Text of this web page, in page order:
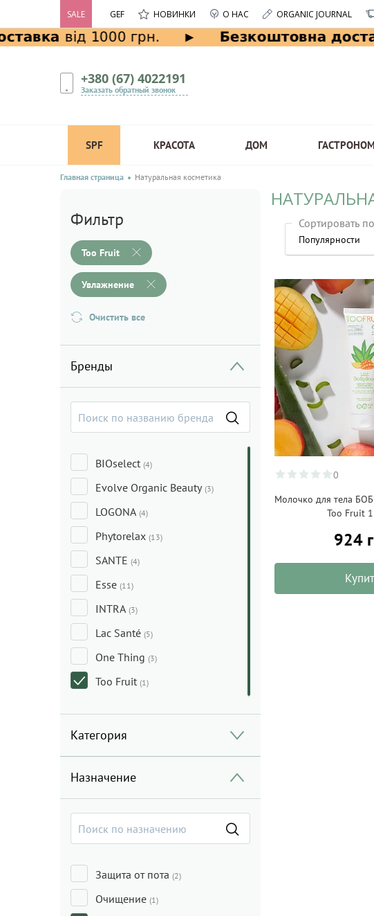
SALE GEF НОВИНКИ О НАС ORGANIC JOURNAL
+380 (67) 4022191
Заказать обратный звонок
SPF КРАСОТА ДОМ
Главная страница Натуральная косметика
Фильтр
Too Fruit
Увлажнение
Очистить все
Бренды
BIOselect (4)
Evolve Organic Beauty (3)
LOGONA (4)
Phytorelax (13)
SANTE (4)
Esse (11)
INTRA (3)
Lac Santé (5)
One Thing (3)
Too Fruit (1)
Категория
Назначение
Защита от пота (2)
Очищение (1)
Сортировать по
Популярности
0
Молочко для тела
Too Fruit
924